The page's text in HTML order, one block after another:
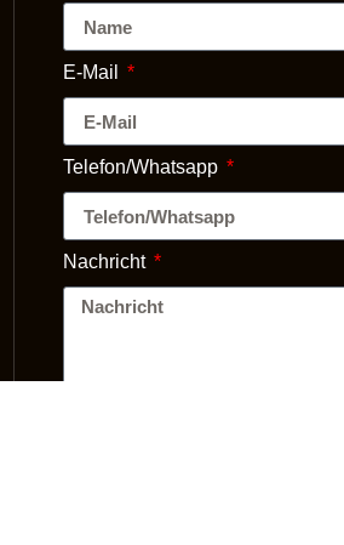
E-Mail
Telefon/Whatsapp
Nachricht